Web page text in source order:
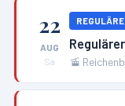
22
AUG
Sa
🚡